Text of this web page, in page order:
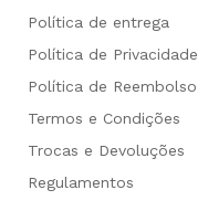
Política de entrega
Política de Privacidade
Política de Reembolso
Termos e Condições
Trocas e Devoluções
Regulamentos